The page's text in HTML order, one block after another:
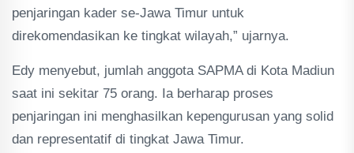
penjaringan kader se-Jawa Timur untuk
direkomendasikan ke tingkat wilayah,” ujarnya.
Edy menyebut, jumlah anggota SAPMA di Kota Madiun
saat ini sekitar 75 orang. Ia berharap proses
penjaringan ini menghasilkan kepengurusan yang solid
dan representatif di tingkat Jawa Timur.